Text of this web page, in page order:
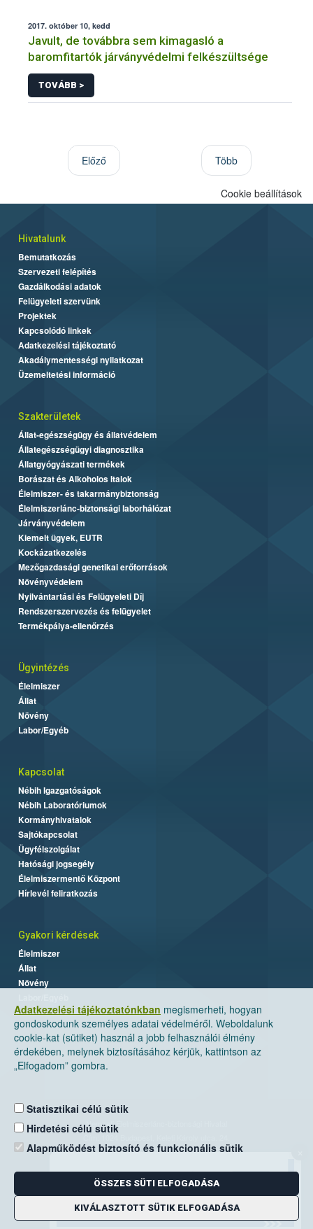
2017. október 10, kedd
Javult, de továbbra sem kimagasló a
baromfitartók járványvédelmi felkészültsége
TOVÁBB >
Előző Több
Adatkezelési tájékoztatónkban megismerheti, hogyan
gondoskodunk személyes adatai védelméről. Weboldalunk
cookie-kat (sütiket) használ a jobb felhasználói élmény
érdekében, melynek biztosításához kérjük, kattintson az
„Elfogadom” gombra.
Statisztikai célú sütik
Hirdetési célú sütik
Alapműködést biztosító és funkcionális sütik
ÖSSZES SÜTI ELFOGADÁSA
KIVÁLASZTOTT SÜTIK ELFOGADÁSA
Cookie beállítások
Hivatalunk
Bemutatkozás
Szervezeti felépítés
Gazdálkodási adatok
Felügyeleti szervünk
Projektek
Kapcsolódó linkek
Adatkezelési tájékoztató
Akadálymentességi nyilatkozat
Üzemeltetési információ
Szakterületek
Állat-egészségügy és állatvédelem
Állategészségügyi diagnosztika
Állatgyógyászati termékek
Borászat és Alkoholos Italok
Élelmiszer- és takarmánybiztonság
Élelmiszerlánc-biztonsági laborhálózat
Járványvédelem
Kiemelt ügyek, EUTR
Kockázatkezelés
Mezőgazdasági genetikai erőforrások
Növényvédelem
Nyilvántartási és Felügyeleti Díj
Rendszerszervezés és felügyelet
Termékpálya-ellenőrzés
Ügyintézés
Élelmiszer
Állat
Növény
Labor/Egyéb
Kapcsolat
Nébih Igazgatóságok
Nébih Laboratóriumok
Kormányhivatalok
Sajtókapcsolat
Ügyfélszolgálat
Hatósági jogsegély
Élelmiszermentő Központ
Hírlevél feliratkozás
Gyakori kérdések
Élelmiszer
Állat
Növény
Nemzeti Élelmiszerlánc-biztonsági Hivatal
Levelezési cím: 1525 Budapest. Pf. 30.
E-mail:ugyfelszolgalat@nebih.gov.hu
Zöld szám: 06-80/263-244
Telefon: 06-1/ 336-9000